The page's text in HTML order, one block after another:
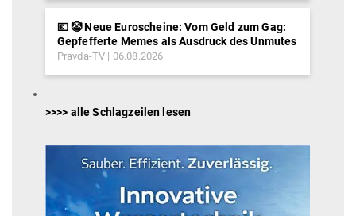
💶 🤡 Neue Euroscheine: Vom Geld zum Gag:
Gepfefferte Memes als Ausdruck des Unmutes
Pravda-TV 06.08.2026
>>>> alle Schlagzeilen lesen